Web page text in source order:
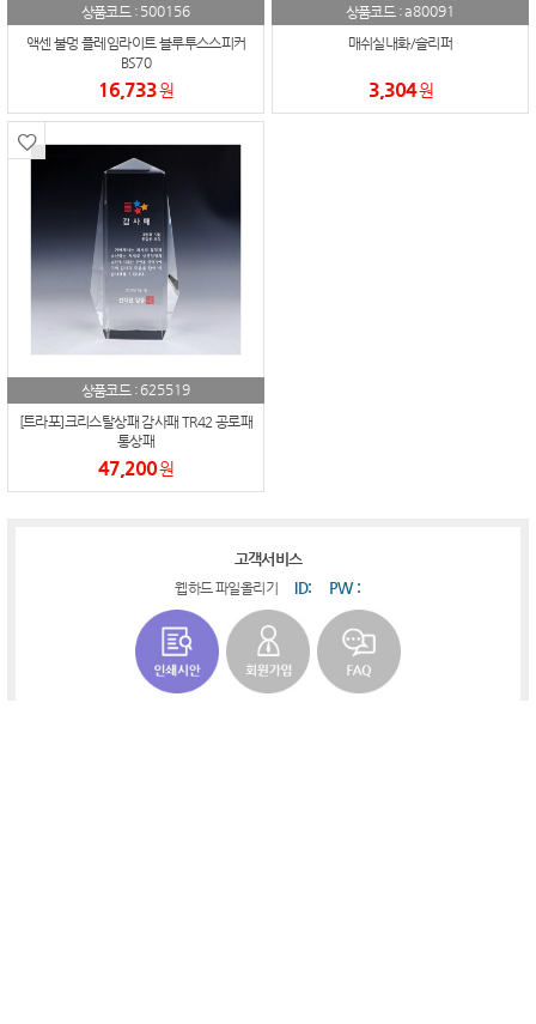
상품코드 : 500156
액센 불멍 플레임라이트 블루투스스피커
BS70
16,733원
상품코드 :a80091
매쉬실내화/슬리퍼
3,304원
상품코드 : 625519
[트라포]크리스탈상패 감사패 TR42 공로패
통상패
47,200원
고객서비스
웹하드 파일올리기 ID: PW :